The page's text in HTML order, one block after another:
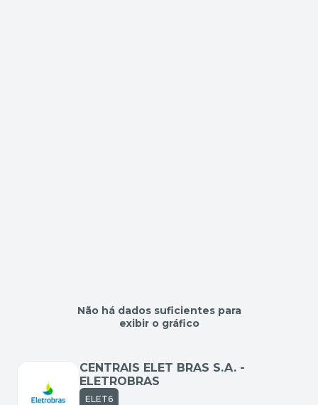
Não há dados suficientes para
exibir o gráfico
CENTRAIS ELET BRAS S.A. -
ELETROBRAS
ELET6